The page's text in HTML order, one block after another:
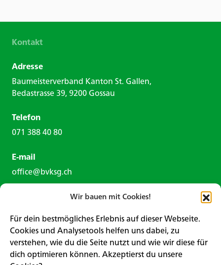
Wir bauen mit Cookies!
Für dein bestmögliches Erlebnis auf dieser Webseite.
Cookies und Analysetools helfen uns dabei, zu
verstehen, wie du die Seite nutzt und wie wir diese für
dich optimieren können. Akzeptierst du unsere
Kontakt
Adresse
Baumeisterverband Kanton St. Gallen,
Bedastrasse 39, 9200 Gossau
Telefon
071 388 40 80
E-mail
office@bvksg.ch
Kontaktformular